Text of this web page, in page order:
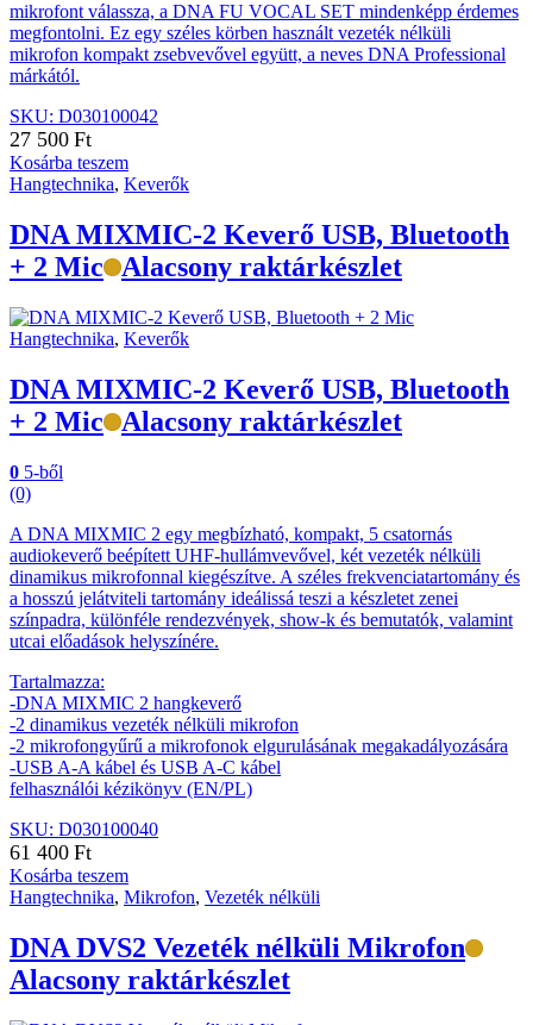
mikrofont válassza, a DNA FU VOCAL SET mindenképp érdemes
megfontolni. Ez egy széles körben használt vezeték nélküli
mikrofon kompakt zsebvevővel együtt, a neves DNA Professional
márkától.
SKU: D030100042
27 500 Ft
Kosárba teszem
Hangtechnika, Keverők
DNA MIXMIC-2 Keverő USB, Bluetooth
+ 2 Mic
Alacsony raktárkészlet
Hangtechnika, Keverők
DNA MIXMIC-2 Keverő USB, Bluetooth
+ 2 Mic
Alacsony raktárkészlet
0 5-ből
(0)
A DNA MIXMIC 2 egy megbízható, kompakt, 5 csatornás
audiokeverő beépített UHF-hullámvevővel, két vezeték nélküli
dinamikus mikrofonnal kiegészítve. A széles frekvenciatartomány és
a hosszú jelátviteli tartomány ideálissá teszi a készletet zenei
színpadra, különféle rendezvények, show-k és bemutatók, valamint
utcai előadások helyszínére.
Tartalmazza:
-DNA MIXMIC 2 hangkeverő
-2 dinamikus vezeték nélküli mikrofon
-2 mikrofongyűrű a mikrofonok elgurulásának megakadályozására
-USB A-A kábel és USB A-C kábel
felhasználói kézikönyv (EN/PL)
SKU: D030100040
61 400 Ft
Kosárba teszem
Hangtechnika, Mikrofon, Vezeték nélküli
DNA DVS2 Vezeték nélküli Mikrofon
Alacsony raktárkészlet